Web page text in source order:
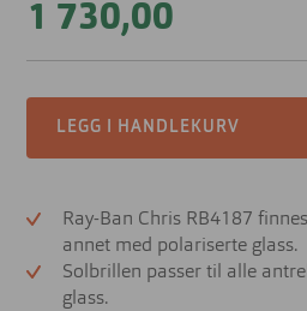
1 730,00
LEGG I HANDLEKURV
Ray-Ban Chris RB4187
annet med polariserte glass.
Solbrillen passer til alle
glass.